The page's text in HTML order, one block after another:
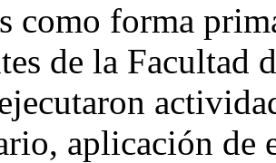
como forma
de la Facultad
aplicación de